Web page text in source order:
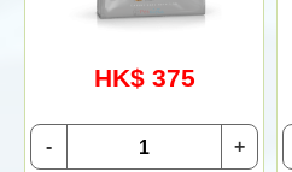
HK$ 375
+
-